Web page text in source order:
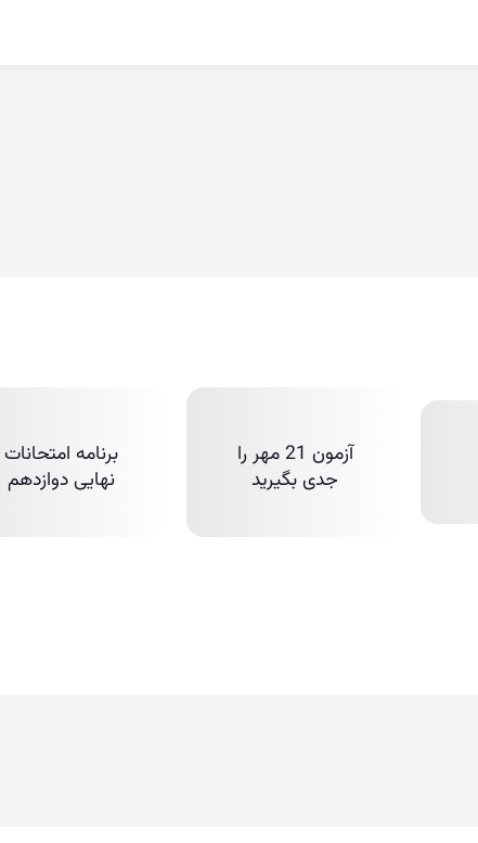
آزمون 21 مهر را
جدی بگیرید
برنامه امتحانات
نهایی دوازدهم